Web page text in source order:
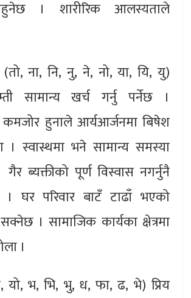
। शारीरिक आलस्यताले
(तो, ना, नि, नु, ने, नो, या, यि, यु)
सामान्य खर्च गर्नु पर्नेछ ।
कमजोर हुनाले आर्यआर्जनमा बिषेश
। स्वास्थमा भने सामान्य समस्या
ब्यक्तीको पूर्ण विस्वास नगर्नुनै
। घर परिवार बाटँ टाढाँ भएको
। सामाजिक कार्यका क्षेत्रमा
।
यो, भ, भि, भु, ध, फा, ढ, भे) प्रिय